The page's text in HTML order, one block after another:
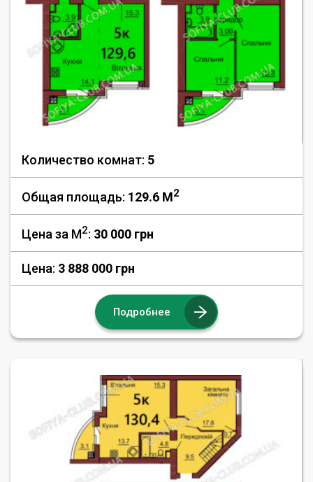
Количество комнат: 5
Общая площадь: 129.6 M2
Цена за М2: 30 000 грн
Цена: 3 888 000 грн
Подробнее